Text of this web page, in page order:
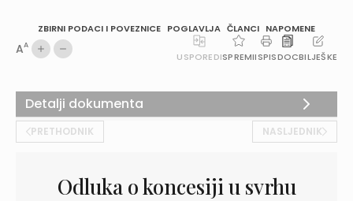
ZBIRNI PODACI I POVEZNICE POGLAVLJA ČLANCI NAPOMENE
AA
USPOREDISPREMIISPISDOCBILJEŠKE
PRETHODNIK NASLJEDNIK
Odluka o koncesiji u svrhu
Detalji dokumenta